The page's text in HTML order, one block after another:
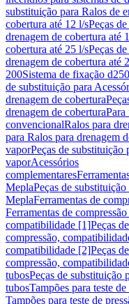
substituição para Ralos de
cobertura até 12 l/sPeças
drenagem de cobertura até
cobertura até 25 l/sPeças
drenagem de cobertura até
200Sistema de fixação
de substituição para
drenagem de cobertura
drenagem de coberturaPara
convencionalRalos para
para Ralos para drenagem
vaporPeças de substituição
vaporAcessórios
complementares
MeplaPeças de
MeplaFerramentas de
Ferramentas de
compatibilidade [1]Peças
compressão,
compatibilidade [2]Peças
compressão,
tubosPeças de substituição
tubosTampões para teste de
Tampões para teste de